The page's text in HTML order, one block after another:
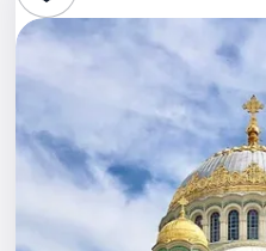
Стендап
Выставки
Квесты
Экскурсии
Спорт